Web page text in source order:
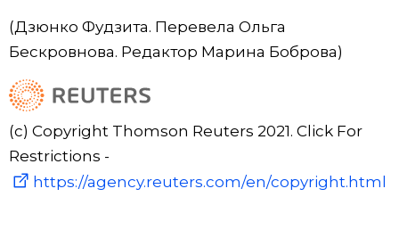
(Дзюнко Фудзита. Перевела Ольга
Бескровнова. Редактор Марина Боброва)
(c) Copyright Thomson Reuters 2021. Click For
Restrictions -
https://agency.reuters.com/en/copyright.html